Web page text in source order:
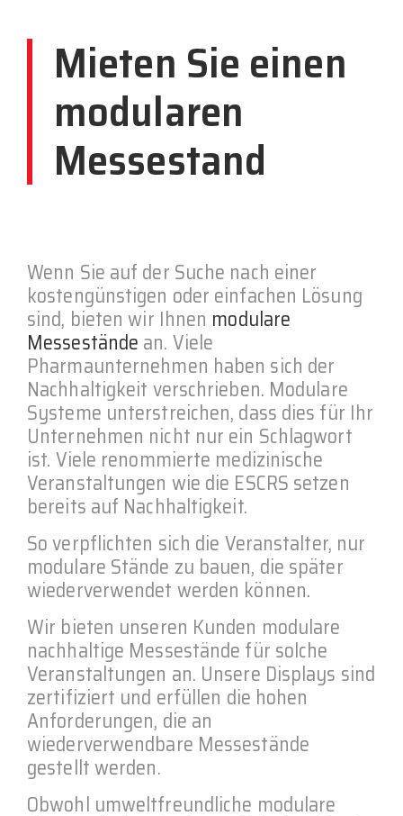
Mieten Sie einen
modularen
Messestand
Wenn Sie auf der Suche nach einer
kostengünstigen oder einfachen Lösung
sind, bieten wir Ihnen modulare
Messestände an. Viele
Pharmaunternehmen haben sich der
Nachhaltigkeit verschrieben. Modulare
Systeme unterstreichen, dass dies für Ihr
Unternehmen nicht nur ein Schlagwort
ist. Viele renommierte medizinische
Veranstaltungen wie die ESCRS setzen
bereits auf Nachhaltigkeit.
So verpflichten sich die Veranstalter, nur
modulare Stände zu bauen, die später
wiederverwendet werden können.
Wir bieten unseren Kunden modulare
nachhaltige Messestände für solche
Veranstaltungen an. Unsere Displays sind
zertifiziert und erfüllen die hohen
Anforderungen, die an
wiederverwendbare Messestände
gestellt werden.
Obwohl umweltfreundliche modulare